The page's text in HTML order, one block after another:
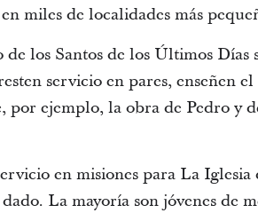
miles de localidades más
los Santos de los Últimos Días
servicio en pares, enseñen
por ejemplo, la obra de Pedro y
en misiones para La Iglesia
La mayoría son jóvenes de